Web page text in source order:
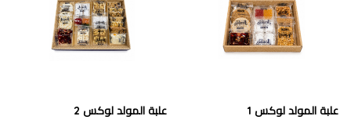
علبة المولد لوكس 1 علبة المولد لوكس 2